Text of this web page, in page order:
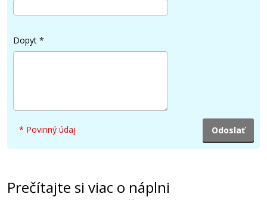
Dopyt *
* Povinný údaj
Prečítajte si viac o náplni